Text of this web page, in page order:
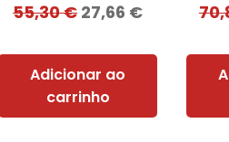
55,30€ 27,66 €
Adicionar ao
carrinho